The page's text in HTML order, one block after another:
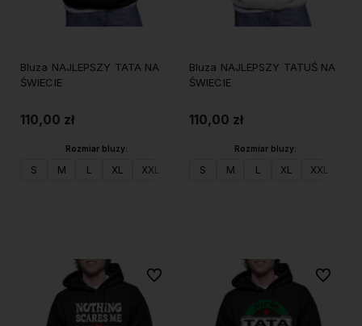
Bluza NAJLEPSZY TATA NA
ŚWIECIE
110,00 zł
Rozmiar bluzy:
S M L XL XXL
Bluza NAJLEPSZY TATUŚ NA
ŚWIECIE
110,00 zł
Rozmiar bluzy:
S M L XL XXL
Do ulubionych Do